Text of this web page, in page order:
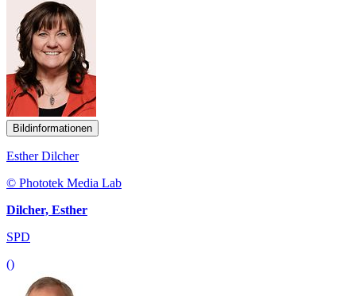
Bildinformationen
Esther Dilcher
© Phototek Media Lab
Dilcher, Esther
SPD
()